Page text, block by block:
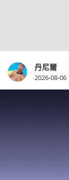
丹尼爾
2026-08-06